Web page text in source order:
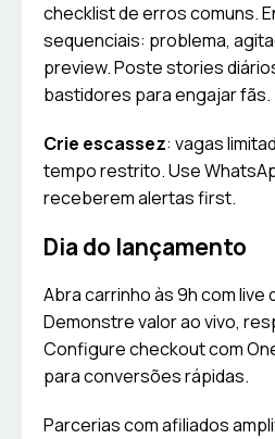
checklist de erros comuns.
sequenciais: problema,
preview. Poste stories
bastidores para engajar fãs.
Crie escassez: vagas
tempo restrito. Use
receberem alertas first.
Dia do lançamento
Abra carrinho às 9h com live
Demonstre valor ao vivo,
Configure checkout com
para conversões rápidas.
Parcerias com afiliados